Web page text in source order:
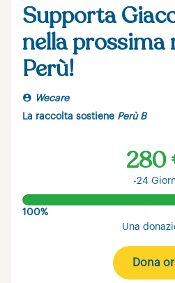
Supporta
nella prossima
Perù!
Wecare
La raccolta sostiene Perù B
280
-24
100%
Una
Dona